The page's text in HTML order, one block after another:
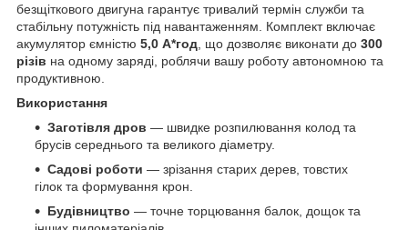
безщіткового двигуна гарантує тривалий термін служби та
стабільну потужність під навантаженням. Комплект включає
акумулятор ємністю 5,0 А*год , що дозволяє виконати до 300
різів на одному заряді, роблячи вашу роботу автономною та
продуктивною.
Використання
Заготівля дров — швидке розпилювання колод та
брусів середнього та великого діаметру.
Садові роботи — зрізання старих дерев, товстих
гілок та формування крон.
Будівництво — точне торцювання балок, дощок та